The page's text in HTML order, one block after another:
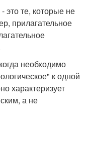
это те, которые не
прилагательное
необходимо
к одной
характеризует
а не